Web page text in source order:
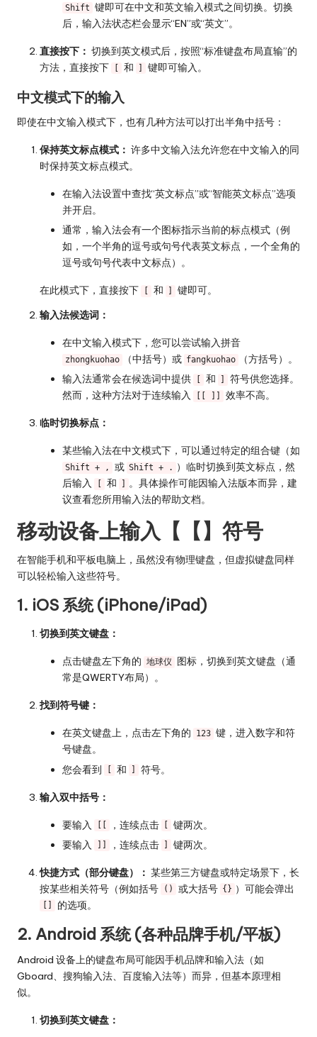
Shift 键即可在中文和英文输入模式之间切换。切换
后，输入法状态栏会显示“EN”或“英文”。
直接按下： 切换到英文模式后，按照“标准键盘布局直输”的
方法，直接按下
和 键即可输入。
中文模式下的输入
即使在中文输入模式下，也有几种方法可以打出半角中括号：
保持英文标点模式： 许多中文输入法允许您在中文输入的同
时保持英文标点模式。
在输入法设置中查找“英文标点”或“智能英文标点”选项
并开启。
通常，输入法会有一个图标指示当前的标点模式（例
如，一个半角的逗号或句号代表英文标点，一个全角的
逗号或句号代表中文标点）。
在此模式下，直接按下 和
键即可。
输入法候选词：
在中文输入模式下，您可以尝试输入拼音
zhongkuohao （中括号）或 fangkuohao
（方括号）。
输入法通常会在候选词中提供
和
符号供您选择。
然而，这种方法对于连续输入
效率不高。
临时切换标点：
某些输入法在中文模式下，可以通过特定的组合键（如
Shift + , 或 Shift + . ）临时切换到英文标点，然
后输入
和
。具体操作可能因输入法版本而异，建
议查看您所用输入法的帮助文档。
移动设备上输入【【】符号
在智能手机和平板电脑上，虽然没有物理键盘，但虚拟键盘同样
可以轻松输入这些符号。
1. iOS 系统 (iPhone/iPad)
切换到英文键盘：
点击键盘左下角的 地球仪
图标，切换到英文键盘（通
常是QWERTY布局）。
找到符号键：
在英文键盘上，点击左下角的 123 键，进入数字和符
号键盘。
您会看到
和 符号。
输入双中括号：
要输入 ，连续点击
键两次。
要输入
，连续点击 键两次。
快捷方式（部分键盘）： 某些第三方键盘或特定场景下，长
按某些相关符号（例如括号
() 或大括号 {} ）可能会弹出
的选项。
2. Android 系统 (各种品牌手机/平板)
Android 设备上的键盘布局可能因手机品牌和输入法（如
Gboard、搜狗输入法、百度输入法等）而异，但基本原理相
似。
切换到英文键盘：